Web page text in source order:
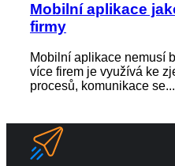
Mobilní aplikace
firmy
Mobilní aplikace nemusí
více firem je využívá ke
procesů, komunikace se...